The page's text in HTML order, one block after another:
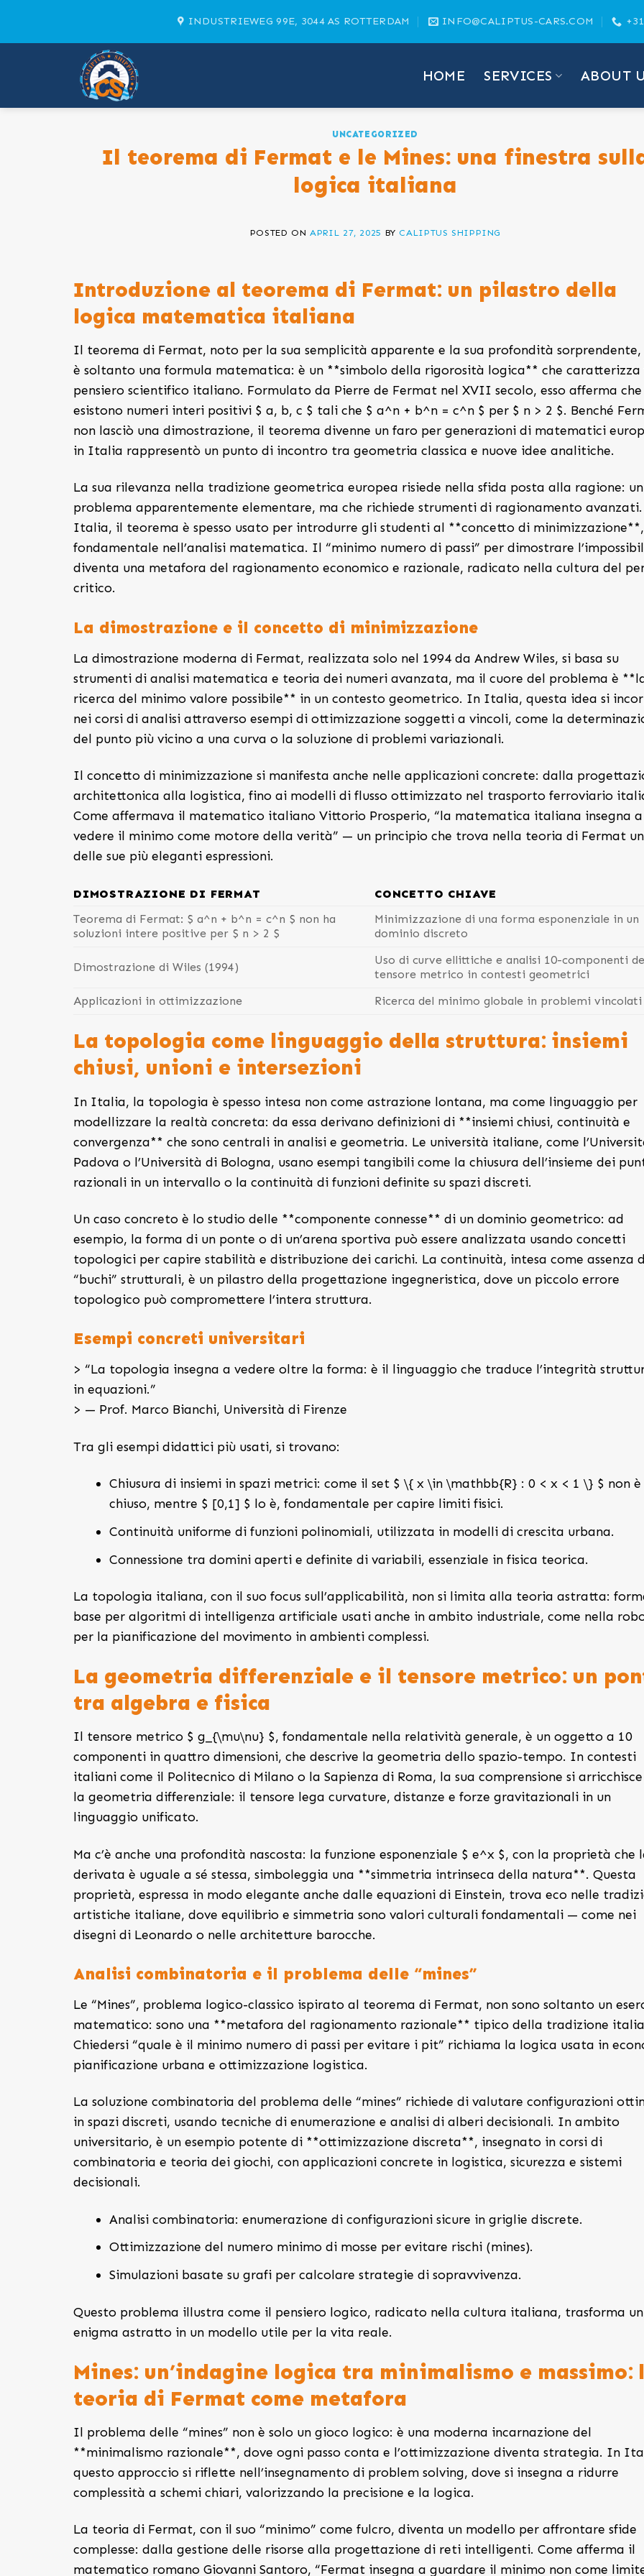
INDUSTRIEWEG 99E, 3044 AS ROTTERDAM INFO@CALIPTUS-CARS.COM
HOME SERVICES ABOUT
UNCATEGORIZED
Il teorema di Fermat e le Mines: una finestra
logica italiana
POSTED ONAPRIL 27, 2025 BY CALIPTUS SHIPPING
Introduzione al teorema di Fermat: un pilastro della
logica matematica italiana
Il teorema di Fermat, noto per la sua semplicità apparente e la sua profondità sorprendente,
è soltanto una formula matematica: è un **simbolo della rigorosità logica** che caratterizza
pensiero scientifico italiano. Formulato da Pierre de Fermat nel XVII secolo, esso afferma
esistono numeri interi positivi $ a, b, c $ tali che $ a^n + b^n = c^n $ per $ n > 2 $. Benché
non lasciò una dimostrazione, il teorema divenne un faro per generazioni di matematici
in Italia rappresentò un punto di incontro tra geometria classica e nuove idee analitiche.
La sua rilevanza nella tradizione geometrica europea risiede nella sfida posta alla ragione: un
problema apparentemente elementare, ma che richiede strumenti di ragionamento
Italia, il teorema è spesso usato per introdurre gli studenti al **concetto di minimizzazione**,
fondamentale nell’analisi matematica. Il “minimo numero di passi” per dimostrare
diventa una metafora del ragionamento economico e razionale, radicato nella cultura del
critico.
La dimostrazione e il concetto di minimizzazione
La dimostrazione moderna di Fermat, realizzata solo nel 1994 da Andrew Wiles, si basa su
strumenti di analisi matematica e teoria dei numeri avanzata, ma il cuore del problema è
ricerca del minimo valore possibile** in un contesto geometrico. In Italia, questa idea si
nei corsi di analisi attraverso esempi di ottimizzazione soggetti a vincoli, come la
del punto più vicino a una curva o la soluzione di problemi variazionali.
Il concetto di minimizzazione si manifesta anche nelle applicazioni concrete: dalla
architettonica alla logistica, fino ai modelli di flusso ottimizzato nel trasporto ferroviario
Come affermava il matematico italiano Vittorio Prosperio, “la matematica italiana insegna a
vedere il minimo come motore della verità” — un principio che trova nella teoria di Fermat
delle sue più eleganti espressioni.
DIMOSTRAZIONE DI FERMAT
CONCETTO CHIAVE
Teorema di Fermat: $ a^n + b^n = c^n $ non ha
soluzioni intere positive per $ n > 2 $
Minimizzazione di una forma esponenziale in un
dominio discreto
Dimostrazione di Wiles (1994)
Uso di curve ellittiche e analisi 10-componenti
tensore metrico in contesti geometrici
Applicazioni in ottimizzazione
Ricerca del minimo globale in problemi vincolati
La topologia come linguaggio della struttura: insiemi
chiusi, unioni e intersezioni
In Italia, la topologia è spesso intesa non come astrazione lontana, ma come linguaggio per
modellizzare la realtà concreta: da essa derivano definizioni di **insiemi chiusi, continuità e
convergenza** che sono centrali in analisi e geometria. Le università italiane, come
Padova o l’Università di Bologna, usano esempi tangibili come la chiusura dell’insieme dei
razionali in un intervallo o la continuità di funzioni definite su spazi discreti.
Un caso concreto è lo studio delle **componente connesse** di un dominio geometrico: ad
esempio, la forma di un ponte o di un’arena sportiva può essere analizzata usando concetti
topologici per capire stabilità e distribuzione dei carichi. La continuità, intesa come assenza
“buchi” strutturali, è un pilastro della progettazione ingegneristica, dove un piccolo errore
topologico può compromettere l’intera struttura.
Esempi concreti universitari
> “La topologia insegna a vedere oltre la forma: è il linguaggio che traduce l’integrità
in equazioni.”
> — Prof. Marco Bianchi, Università di Firenze
Tra gli esempi didattici più usati, si trovano:
Chiusura di insiemi in spazi metrici: come il set $ \{ x \in \mathbb{R} : 0 < x < 1 \} $ non è
chiuso, mentre $ [0,1] $ lo è, fondamentale per capire limiti fisici.
Continuità uniforme di funzioni polinomiali, utilizzata in modelli di crescita urbana.
Connessione tra domini aperti e definite di variabili, essenziale in fisica teorica.
La topologia italiana, con il suo focus sull’applicabilità, non si limita alla teoria astratta:
base per algoritmi di intelligenza artificiale usati anche in ambito industriale, come nella
per la pianificazione del movimento in ambienti complessi.
La geometria differenziale e il tensore metrico: un
tra algebra e fisica
Il tensore metrico $ g_{\mu\nu} $, fondamentale nella relatività generale, è un oggetto a 10
componenti in quattro dimensioni, che descrive la geometria dello spazio-tempo. In contesti
italiani come il Politecnico di Milano o la Sapienza di Roma, la sua comprensione si
la geometria differenziale: il tensore lega curvature, distanze e forze gravitazionali in un
linguaggio unificato.
Ma c’è anche una profondità nascosta: la funzione esponenziale $ e^x $, con la proprietà che
derivata è uguale a sé stessa, simboleggia una **simmetria intrinseca della natura**. Questa
proprietà, espressa in modo elegante anche dalle equazioni di Einstein, trova eco nelle
artistiche italiane, dove equilibrio e simmetria sono valori culturali fondamentali — come nei
disegni di Leonardo o nelle architetture barocche.
Analisi combinatoria e il problema delle “mines”
Le “Mines”, problema logico-classico ispirato al teorema di Fermat, non sono soltanto un
matematico: sono una **metafora del ragionamento razionale** tipico della tradizione
Chiedersi “quale è il minimo numero di passi per evitare i pit” richiama la logica usata in
pianificazione urbana e ottimizzazione logistica.
La soluzione combinatoria del problema delle “mines” richiede di valutare configurazioni
in spazi discreti, usando tecniche di enumerazione e analisi di alberi decisionali. In ambito
universitario, è un esempio potente di **ottimizzazione discreta**, insegnato in corsi di
combinatoria e teoria dei giochi, con applicazioni concrete in logistica, sicurezza e sistemi
decisionali.
Analisi combinatoria: enumerazione di configurazioni sicure in griglie discrete.
Ottimizzazione del numero minimo di mosse per evitare rischi (mines).
Simulazioni basate su grafi per calcolare strategie di sopravvivenza.
Questo problema illustra come il pensiero logico, radicato nella cultura italiana, trasforma un
enigma astratto in un modello utile per la vita reale.
Mines: un’indagine logica tra minimalismo e massimo:
teoria di Fermat come metafora
Il problema delle “mines” non è solo un gioco logico: è una moderna incarnazione del
**minimalismo razionale**, dove ogni passo conta e l’ottimizzazione diventa strategia. In
questo approccio si riflette nell’insegnamento di problem solving, dove si insegna a ridurre
complessità a schemi chiari, valorizzando la precisione e la logica.
La teoria di Fermat, con il suo “minimo” come fulcro, diventa un modello per affrontare sfide
complesse: dalla gestione delle risorse alla progettazione di reti intelligenti. Come afferma il
matematico romano Giovanni Santoro, “Fermat insegna a guardare il minimo non come